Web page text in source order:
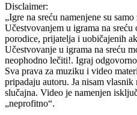
Disclaimer:
„Igre na sreću namenjene su
Učestvovanjem u igrama na sreću
porodice, prijatelja i uobičajenih
Učestvovanje u igrama na sreću
neophodno lečiti!. Igraj
Sva prava za muziku i video
pripadaju autoru. Ja nisam
slučajna. Video je namenjen
„neprofitno“.